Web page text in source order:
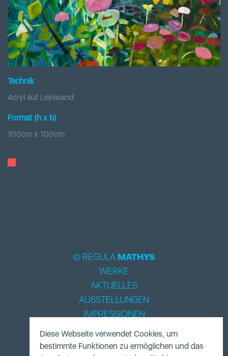
Technik
Acryl auf Leinwand
Format (h x b)
100cm x 100cm
© REGULA MATHYS
WERKE
AKTUELLES
AUSSTELLUNGEN
IMPRESSIONEN
BIOGRAPHIE
LITERATUR
Diese Webseite verwendet Cookies, um
bestimmte Funktionen zu ermöglichen und das